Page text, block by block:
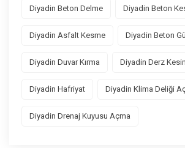
Diyadin Beton Delme Diyadin Beton
Diyadin Asfalt Kesme Diyadin Beton
Diyadin Duvar Kırma Diyadin Derz
Diyadin Hafriyat Diyadin Klima Deliği
Diyadin Drenaj Kuyusu Açma